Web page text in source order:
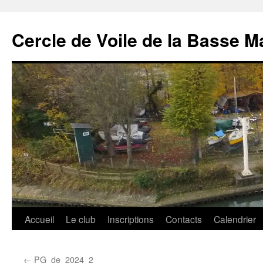
Cercle de Voile de la Basse
Aller
Accueil Le club Inscriptions Contacts Calendrier
← PG_de_2024_2